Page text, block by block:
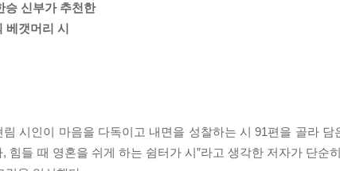
승 신부가 추천한
베갯머리 시
시인이 마음을 다독이고 내면을 성찰하는 시 91편을 골라
힘들 때 영혼을 쉬게 하는 쉼터가 시”라고 생각한 저자가 단순